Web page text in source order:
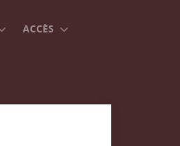
ACCÈS